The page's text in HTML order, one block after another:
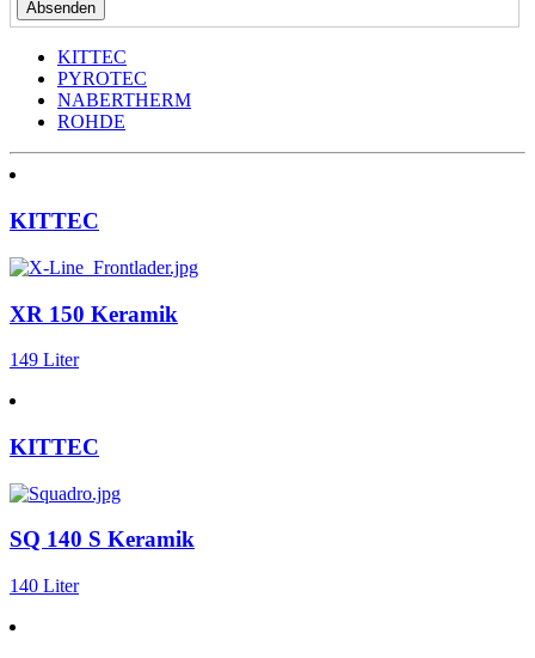
KITTEC
PYROTEC
NABERTHERM
ROHDE
KITTEC
XR 150 Keramik
149 Liter
KITTEC
SQ 140 S Keramik
140 Liter